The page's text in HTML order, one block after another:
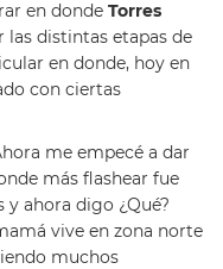
en donde Torres
las distintas etapas de
en donde, hoy en
con ciertas
me empecé a dar
más flashear fue
y ahora digo ¿Qué?
vive en zona norte
muchos